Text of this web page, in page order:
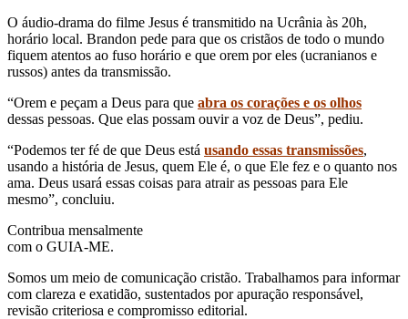
O áudio-drama do filme Jesus ​​é transmitido na Ucrânia às 20h,
horário local. Brandon pede para que os cristãos de todo o mundo
fiquem atentos ao fuso horário e que orem por eles (ucranianos e
russos) antes da transmissão.
“Orem e peçam a Deus para que abra os corações e os olhos
dessas pessoas. Que elas possam ouvir a voz de Deus”, pediu.
“Podemos ter fé de que Deus está usando essas transmissões,
usando a história de Jesus, quem Ele é, o que Ele fez e o quanto nos
ama. Deus usará essas coisas para atrair as pessoas para Ele
mesmo”, concluiu.
Contribua mensalmente
com o GUIA-ME.
Somos um meio de comunicação cristão. Trabalhamos para informar
com clareza e exatidão, sustentados por apuração responsável,
revisão criteriosa e compromisso editorial.